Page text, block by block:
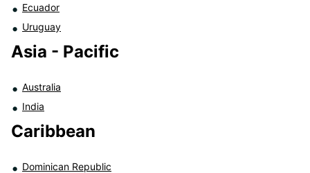
Ecuador
Uruguay
Asia - Pacific
Australia
India
Caribbean
Dominican Republic